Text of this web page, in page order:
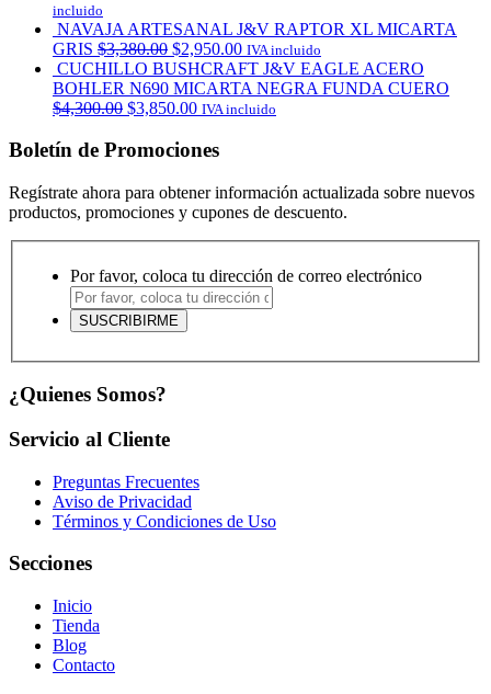
incluido
NAVAJA ARTESANAL J&V RAPTOR XL MICARTA
GRIS $3,380.00 $2,950.00 IVA incluido
CUCHILLO BUSHCRAFT J&V EAGLE ACERO
BOHLER N690 MICARTA NEGRA FUNDA CUERO
$4,300.00 $3,850.00 IVA incluido
Boletín de Promociones
Regístrate ahora para obtener información actualizada sobre nuevos
productos, promociones y cupones de descuento.
Por favor, coloca tu dirección de correo electrónico
¿Quienes Somos?
Servicio al Cliente
Preguntas Frecuentes
Aviso de Privacidad
Términos y Condiciones de Uso
Secciones
Inicio
Tienda
Blog
Contacto